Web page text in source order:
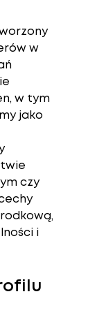
w
w tym
jako
czy
i